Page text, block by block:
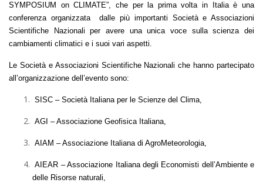
SYMPOSIUM on CLIMATE”, che per la prima volta in Italia è una
conferenza organizzata dalle più importanti Società e Associazioni
Scientifiche Nazionali per avere una unica voce sulla scienza dei
cambiamenti climatici e i suoi vari aspetti.
Le Società e Associazioni Scientifiche Nazionali che hanno partecipato
all’organizzazione dell’evento sono:
SISC – Società Italiana per le Scienze del Clima,
AGI – Associazione Geofisica Italiana,
AIAM – Associazione Italiana di AgroMeteorologia,
AIEAR – Associazione Italiana degli Economisti dell’Ambiente e
delle Risorse naturali,